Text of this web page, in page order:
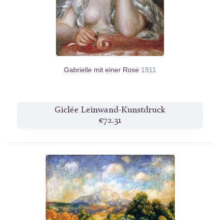
Gabrielle mit einer Rose 1911
Giclée Leinwand-Kunstdruck
€72.31